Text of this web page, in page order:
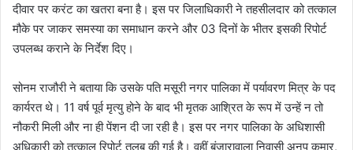
दीवार पर करंट का खतरा बना है। इस पर जिलाधिकारी ने तहसीलदार को तत्काल
मौके पर जाकर समस्या का समाधान करने और 03 दिनों के भीतर इसकी रिपोर्ट
उपलब्ध कराने के निर्देश दिए।
सोनम राजौरी ने बताया कि उसके पति मसूरी नगर पालिका में पर्यावरण मित्र के पद
कार्यरत थे। 11 वर्ष पूर्व मृत्यु होने के बाद भी मृतक आश्रित के रूप में उन्हें न तो
नौकरी मिली और ना ही पेंशन दी जा रही है। इस पर नगर पालिका के अधिशासी
अधिकारी को तत्काल रिपोर्ट तलब की गई है। वहीं बंजारावाला निवासी अनूप कुमार,